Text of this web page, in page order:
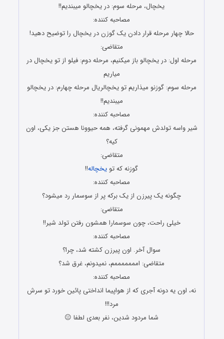
یخچال، مرحله سوم: در یخچالو میبندیم!!
مصاحبه کننده:
حالا چهار مرحله قرار دادن یک گوزن در یخچال را توضیح دهید!
متقاضی:
مرحله اول: در یخچالو باز میکنیم، مرحله دوم: فیلو از تو یخچال در
میاریم
مرحله سوم: گوزنو میذاریم تو یخچالریال مرحله چهارم: در یخچالو
میبندیم!!
مصاحبه کننده:
شیر واسه تولدش مهمونی گرفته، همه حیوونا هستن جز یکی، اون
کیه؟
متقاضی:
گوزنه که تو یخچاله!!
مصاحبه کننده:
چگونه یک پیرزن از یک برکه پر از سوسمار رد میشود؟
متقاضی:
خیلی راحت، چون سوسمارا همشون رفتن تولد شیر!!
مصاحبه کننده:
سوال آخر. اون پیرزن کشته شد، چرا؟
متقاضی: امممممممم، نمیدونم، غرق شد؟
مصاحبه کننده:
نه، اون یه دونه آجری که از هواپیما انداختی پائین خورد تو سرش
مرد!!!
شما مردود شدین، نفر بعدی لطفا 😐